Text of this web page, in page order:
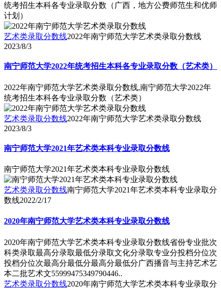
统考招生本科各专业录取分数（广西，地方公费师范生和优师
计划）
艺术类录取分数线2022年南宁师范大学艺术类录取分数线
2023/8/3
南宁师范大学2022年统考招生本科各专业录取分数（艺术类）
2022年南宁师范大学艺术类录取分数线,南宁师范大学2022年
统考招生本科各专业录取分数（艺术类）
艺术类录取分数线2022年南宁师范大学艺术类录取分数线
2023/8/3
南宁师范大学2021年艺术类本科专业录取分数线
南宁师范大学2021年艺术类本科专业录取分数线
艺术类录取分数线南宁师范大学2021年艺术类本科专业录取分
数线2022/2/17
2020年南宁师范大学艺术类本科专业录取分数线
2020年南宁师范大学艺术类本科专业录取分数线省份专业批次
科类录取最高分录取最低分录取文化分录取专业分投档分位次
投档分位次最高分最低分最高分最低分广西播音与主持艺术艺
本二批艺术文55999475349790446..
艺术类录取分数线2020年南宁师范大学艺术类本科专业录取分